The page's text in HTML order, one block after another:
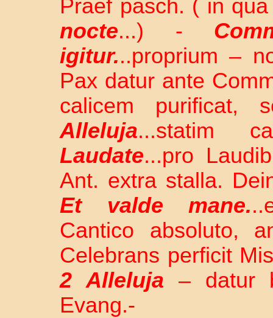
Praef pasch. ( in
nocte...) -
igitur...proprium –
Pax datur ante
calicem purificat,
Alleluja...statim
Laudate...pro
Ant. extra stalla.
Et valde mane.
Cantico absoluto,
Celebrans perficit
2 Alleluja – datur
Evang.-